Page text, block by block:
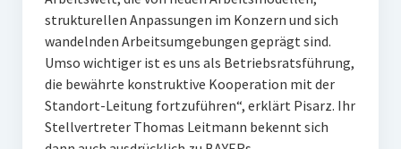
strukturellen Anpassungen im Konzern und sich
wandelnden Arbeitsumgebungen geprägt sind.
Umso wichtiger ist es uns als Betriebsratsführung,
die bewährte konstruktive Kooperation mit der
Standort-Leitung fortzuführen“, erklärt Pisarz. Ihr
Stellvertreter Thomas Leitmann bekennt sich